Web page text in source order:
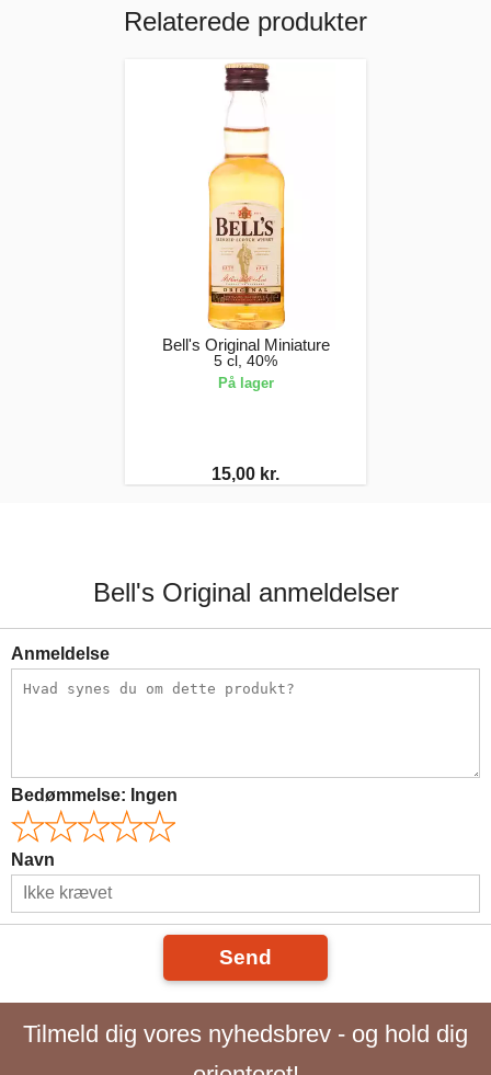
Relaterede produkter
Bell's Original Miniature
5 cl, 40%
På lager
15,00 kr.
Bell's Original anmeldelser
Anmeldelse
Bedømmelse: Ingen
Navn
Send
Tilmeld dig vores nyhedsbrev - og hold dig